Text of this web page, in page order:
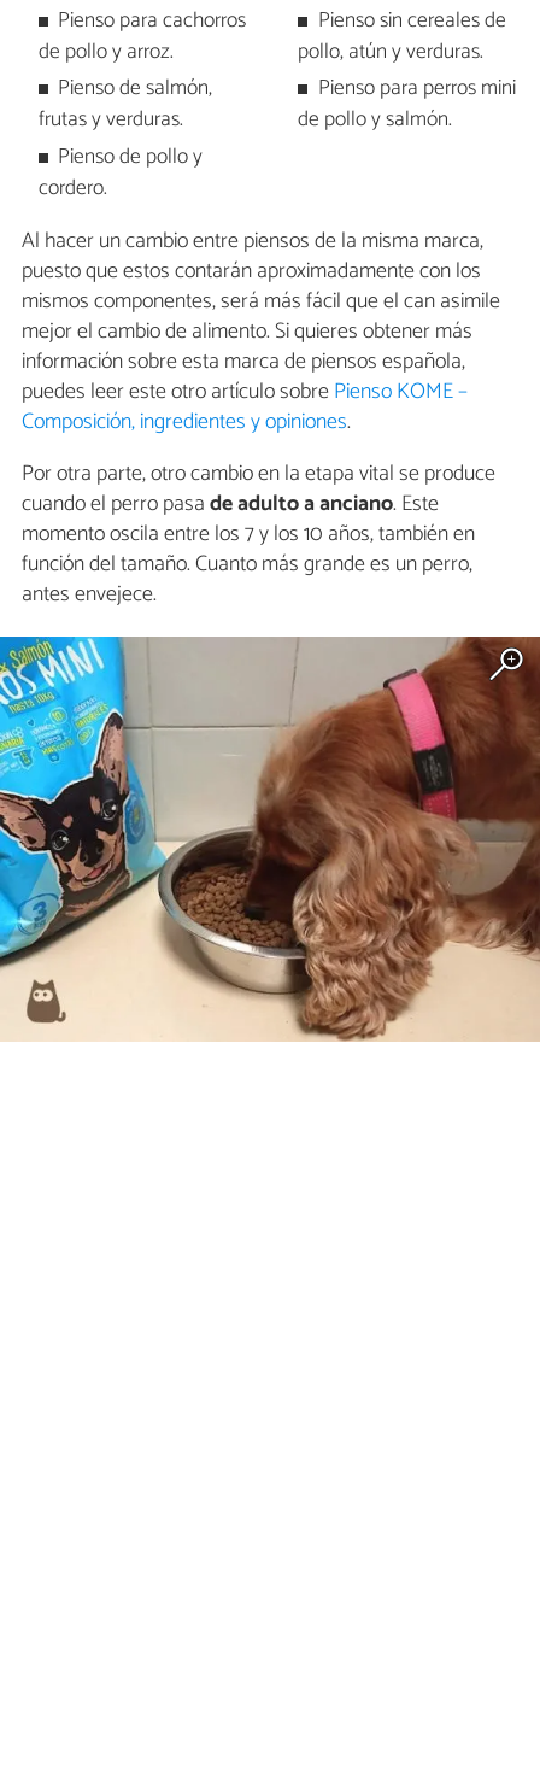
Pienso para cachorros
de pollo y arroz.
Pienso de salmón,
frutas y verduras.
Pienso de pollo y
cordero.
Pienso sin cereales de
pollo, atún y verduras.
Pienso para perros mini
de pollo y salmón.
Al hacer un cambio entre piensos de la misma marca,
puesto que estos contarán aproximadamente con los
mismos componentes, será más fácil que el can asimile
mejor el cambio de alimento. Si quieres obtener más
información sobre esta marca de piensos española,
puedes leer este otro artículo sobrePienso KOME –
Composición, ingredientes y opiniones.
Por otra parte, otro cambio en la etapa vital se produce
cuando el perro pasade adulto a anciano. Este
momento oscila entre los 7 y los 10 años, también en
función del tamaño. Cuanto más grande es un perro,
antes envejece.